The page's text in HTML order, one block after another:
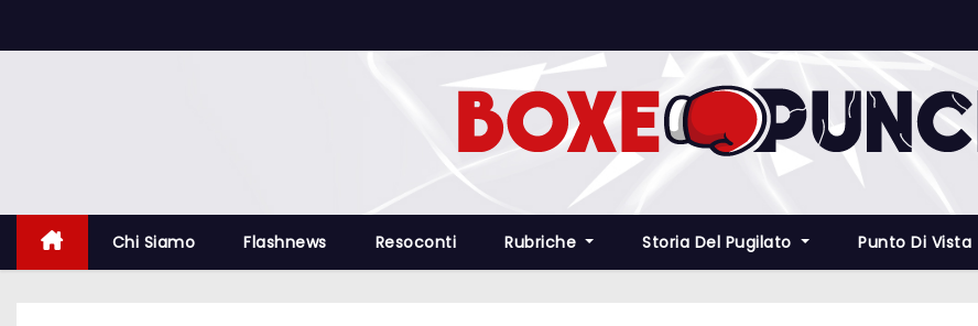
a
Chi Siamo Flashnews Resoconti Rubriche Storia Del Pugilato Punto Di Vista